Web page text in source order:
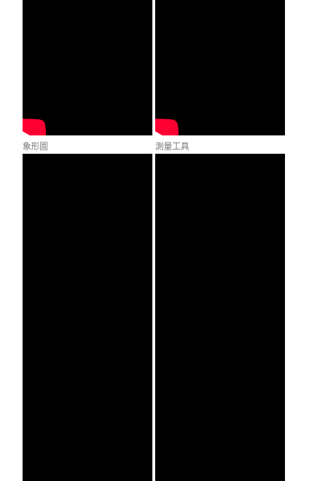
象形圖 測量工具